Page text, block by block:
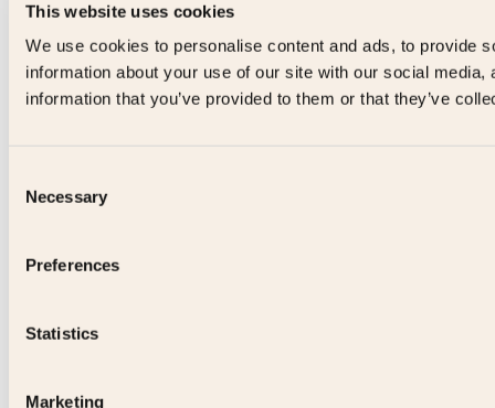
This website uses cookies
We use cookies to personalise content and ads, to provide
information about your use of our site with our social
information that you’ve provided to them or that they’ve
Selection
Necessary
Preferences
Statistics
Marketing